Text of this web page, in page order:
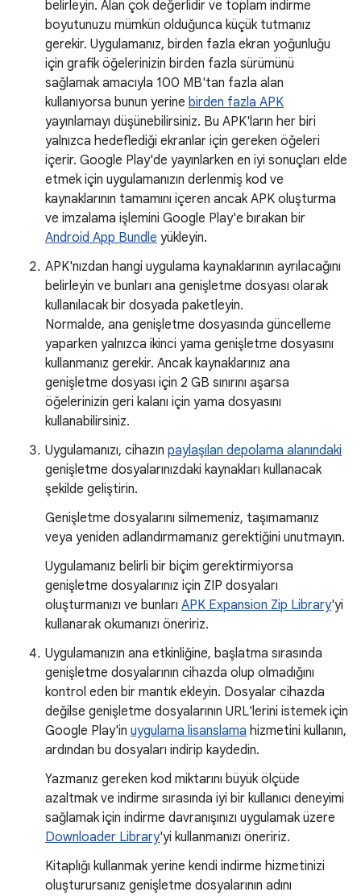
belirleyin. Alan çok değerlidir ve toplam indirme
boyutunuzu mümkün olduğunca küçük tutmanız
gerekir. Uygulamanız, birden fazla ekran yoğunluğu
için grafik öğelerinizin birden fazla sürümünü
sağlamak amacıyla 100 MB'tan fazla alan
kullanıyorsa bunun yerine birden fazla APK
yayınlamayı düşünebilirsiniz. Bu APK'ların her biri
yalnızca hedeflediği ekranlar için gereken öğeleri
içerir. Google Play'de yayınlarken en iyi sonuçları elde
etmek için uygulamanızın derlenmiş kod ve
kaynaklarının tamamını içeren ancak APK oluşturma
ve imzalama işlemini Google Play'e bırakan bir
Android App Bundle yükleyin.
APK'nızdan hangi uygulama kaynaklarının ayrılacağını
belirleyin ve bunları ana genişletme dosyası olarak
kullanılacak bir dosyada paketleyin.
Normalde, ana genişletme dosyasında güncelleme
yaparken yalnızca ikinci yama genişletme dosyasını
kullanmanız gerekir. Ancak kaynaklarınız ana
genişletme dosyası için 2 GB sınırını aşarsa
öğelerinizin geri kalanı için yama dosyasını
kullanabilirsiniz.
Uygulamanızı, cihazın paylaşılan depolama alanındaki
genişletme dosyalarınızdaki kaynakları kullanacak
şekilde geliştirin.
Genişletme dosyalarını silmemeniz, taşımamanız
veya yeniden adlandırmamanız gerektiğini unutmayın.
Uygulamanız belirli bir biçim gerektirmiyorsa
genişletme dosyalarınız için ZIP dosyaları
oluşturmanızı ve bunları APK Expansion Zip Library'yi
kullanarak okumanızı öneririz.
Uygulamanızın ana etkinliğine, başlatma sırasında
genişletme dosyalarının cihazda olup olmadığını
kontrol eden bir mantık ekleyin. Dosyalar cihazda
değilse genişletme dosyalarının URL'lerini istemek için
Google Play'in uygulama lisanslama hizmetini kullanın,
ardından bu dosyaları indirip kaydedin.
Yazmanız gereken kod miktarını büyük ölçüde
azaltmak ve indirme sırasında iyi bir kullanıcı deneyimi
sağlamak için indirme davranışınızı uygulamak üzere
Downloader Library'yi kullanmanızı öneririz.
Kitaplığı kullanmak yerine kendi indirme hizmetinizi
oluşturursanız genişletme dosyalarının adını